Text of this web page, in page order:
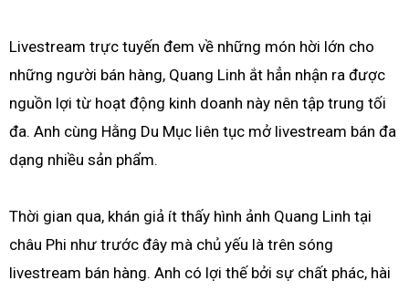
Livestream trực tuyến đem về những món hời lớn cho
những người bán hàng, Quang Linh ắt hẳn nhận ra được
nguồn lợi từ hoạt động kinh doanh này nên tập trung tối
đa. Anh cùng Hằng Du Mục liên tục mở livestream bán đa
dạng nhiều sản phẩm.
Thời gian qua, khán giả ít thấy hình ảnh Quang Linh tại
châu Phi như trước đây mà chủ yếu là trên sóng
livestream bán hàng. Anh có lợi thế bởi sự chất phác, hài